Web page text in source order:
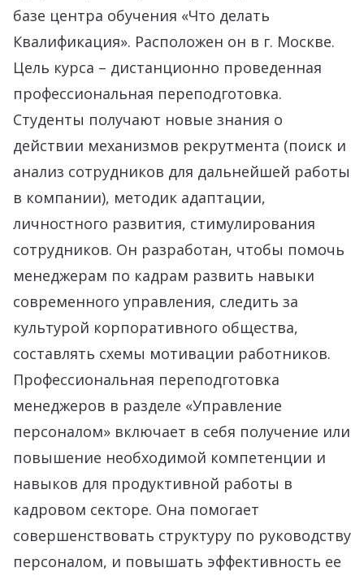
базе центра обучения «Что делать
Квалификация». Расположен он в г. Москве.
Цель курса – дистанционно проведенная
профессиональная переподготовка.
Студенты получают новые знания о
действии механизмов рекрутмента (поиск и
анализ сотрудников для дальнейшей работы
в компании), методик адаптации,
личностного развития, стимулирования
сотрудников. Он разработан, чтобы помочь
менеджерам по кадрам развить навыки
современного управления, следить за
культурой корпоративного общества,
составлять схемы мотивации работников.
Профессиональная переподготовка
менеджеров в разделе «Управление
персоналом» включает в себя получение или
повышение необходимой компетенции и
навыков для продуктивной работы в
кадровом секторе. Она помогает
совершенствовать структуру по руководству
персоналом, и повышать эффективность ее